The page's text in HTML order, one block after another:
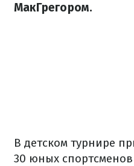
МакГрегором.
В детском турнире
30 юных спортсменов